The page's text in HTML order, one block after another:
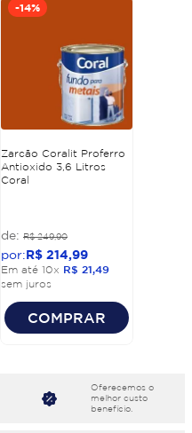
-14%
Zarcão Coralit Proferro
Antioxido 3,6 Litros
Coral
R$ 249,90
R$ 214,99
Em até 10x R$ 21,49
sem juros
COMPRAR
Oferecemos o
melhor custo
benefício.